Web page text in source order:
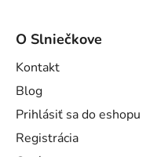
O Slniečkove
Kontakt
Blog
Prihlásiť sa do eshopu
Registrácia